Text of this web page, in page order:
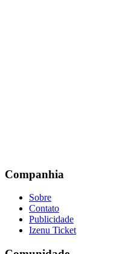
Companhia
Sobre
Contato
Publicidade
Izenu Ticket